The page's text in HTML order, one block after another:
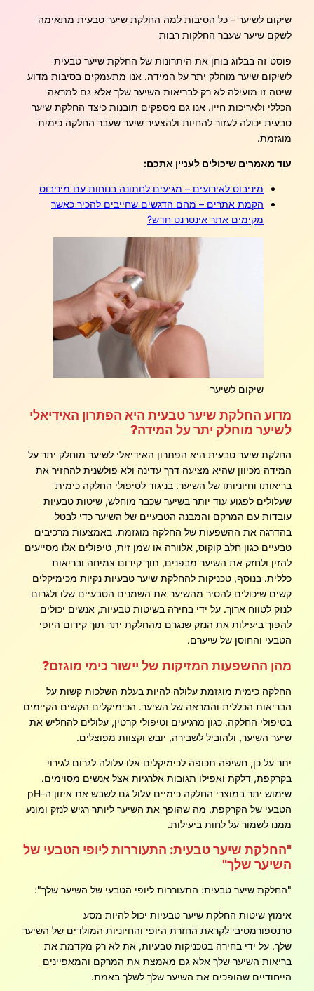
שיקום לשיער – כל הסיבות למה החלקת שיער טבעית מתאימה
לשקם שיער שעבר החלקות רבות
פוסט זה בבלוג בוחן את היתרונות של החלקת שיער טבעית
לשיקום שיער מוחלק יתר על המידה. אנו מתעמקים בסיבות מדוע
שיטה זו מועילה לא רק לבריאות השיער שלך אלא גם למראה
הכללי ולאריכות חייו. אנו גם מספקים תובנות כיצד החלקת שיער
טבעית יכולה לעזור להחיות ולהצעיר שיער שעבר החלקה כימית
מוגזמת.
עוד מאמרים שיכולים לעניין אתכם:
מיניבוס לאירועים – מגיעים לחתונה בנוחות עם מיניבוס
הקמת אתרים – מהם הדגשים שחייבים להכיר כאשר
מקימים אתר אינטרנט חדש?
שיקום לשיער
מדוע החלקת שיער טבעית היא הפתרון האידיאלי
לשיער מוחלק יתר על המידה?
החלקת שיער טבעית היא הפתרון האידיאלי לשיער מוחלק יתר על
המידה מכיוון שהיא מציעה דרך עדינה ולא פולשנית להחזיר את
בריאותו וחיוניותו של השיער. בניגוד לטיפולי החלקה כימית
שעלולים לפגוע עוד יותר בשיער שכבר מוחלש, שיטות טבעיות
עובדות עם המרקם והמבנה הטבעיים של השיער כדי לבטל
בהדרגה את ההשפעות של החלקה מוגזמת. באמצעות מרכיבים
טבעיים כגון חלב קוקוס, אלוורה או שמן זית, טיפולים אלו מסייעים
להזין ולחזק את השיער מבפנים, תוך קידום צמיחה ובריאות
כללית. בנוסף, טכניקות להחלקת שיער טבעיות נקיות מכימיקלים
קשים שיכולים להסיר מהשיער את השמנים הטבעיים שלו ולגרום
לנזק לטווח ארוך. על ידי בחירה בשיטות טבעיות, אנשים יכולים
להפוך ביעילות את הנזק שנגרם מהחלקת יתר תוך קידום היופי
הטבעי והחוסן של שיערם.
מהן ההשפעות המזיקות של יישור כימי מוגזם?
החלקה כימית מוגזמת עלולה להיות בעלת השלכות קשות על
הבריאות הכללית והמראה של השיער. הכימיקלים הקשים הקיימים
בטיפולי החלקה, כגון מרגיעים וטיפולי קרטין, עלולים להחליש את
שיער השיער, ולהוביל לשבירה, יובש וקצוות מפוצלים.
יתר על כן, חשיפה תכופה לכימיקלים אלו עלולה לגרום לגירוי
בקרקפת, דלקת ואפילו תגובות אלרגיות אצל אנשים מסוימים.
שימוש יתר במוצרי החלקה כימיים עלול גם לשבש את איזון ה-pH
הטבעי של הקרקפת, מה שהופך את השיער ליותר רגיש לנזק ומונע
ממנו לשמור על לחות ביעילות.
"החלקת שיער טבעית: התעוררות ליופי הטבעי של
השיער שלך"
"החלקת שיער טבעית: התעוררות ליופי הטבעי של השיער שלך":
אימוץ שיטות החלקת שיער טבעיות יכול להיות מסע
טרנספורמטיבי לקראת החזרת היופי והחיוניות המולדים של השיער
שלך. על ידי בחירה בטכניקות טבעיות, את לא רק מקדמת את
בריאות השיער שלך אלא גם מאמצת את המרקם והמאפיינים
הייחודיים שהופכים את השיער שלך לשלך באמת.